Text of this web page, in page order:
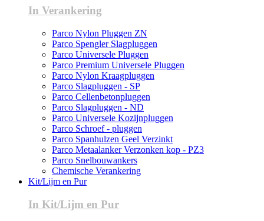
In Verankering
Parco Nylon Pluggen ZN
Parco Spengler Slagpluggen
Parco Universele Pluggen
Parco Premium Universele Pluggen
Parco Nylon Kraagpluggen
Parco Slagpluggen - SP
Parco Cellenbetonpluggen
Parco Slagpluggen - ND
Parco Universele Kozijnpluggen
Parco Schroef - pluggen
Parco Spanhulzen Geel Verzinkt
Parco Metaalanker Verzonken kop - PZ3
Parco Snelbouwankers
Chemische Verankering
Kit/Lijm en Pur
In Kit/Lijm en Pur